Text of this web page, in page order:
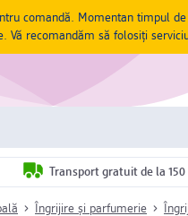
comandă. Momentan timpul
Vă recomandăm să folosiți
Transport gratuit de la 150
Îngrijire și parfumerie